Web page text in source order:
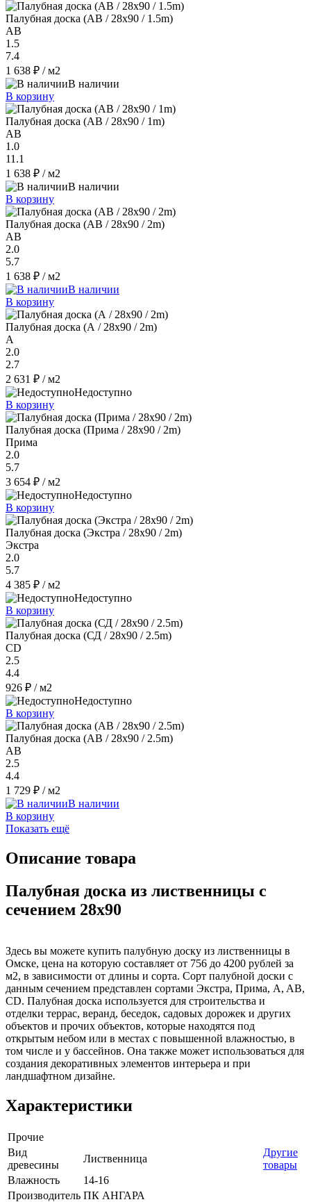
Палубная доска (AB / 28x90 / 1.5m)
AB
1.5
7.4
1 638 ₽ / м2
В наличии
В корзину
Палубная доска (AB / 28x90 / 1m)
AB
1.0
11.1
1 638 ₽ / м2
В наличии
В корзину
Палубная доска (AB / 28x90 / 2m)
AB
2.0
5.7
1 638 ₽ / м2
В наличии
В корзину
Палубная доска (А / 28x90 / 2m)
A
2.0
2.7
2 631 ₽ / м2
Недоступно
В корзину
Палубная доска (Прима / 28x90 / 2m)
Прима
2.0
5.7
3 654 ₽ / м2
Недоступно
В корзину
Палубная доска (Экстра / 28x90 / 2m)
Экстра
2.0
5.7
4 385 ₽ / м2
Недоступно
В корзину
Палубная доска (СД / 28x90 / 2.5m)
CD
2.5
4.4
926 ₽ / м2
Недоступно
В корзину
Палубная доска (AB / 28x90 / 2.5m)
AB
2.5
4.4
1 729 ₽ / м2
В наличии
В корзину
Показать ещё
Описание товара
Палубная доска из лиственницы с
сечением 28x90
Здесь вы можете купить палубную доску из лиственницы в
Омске, цена на которую составляет от 756 до 4200 рублей за
м2, в зависимости от длины и сорта. Сорт палубной доски с
данным сечением представлен сортами Экстра, Прима, A, AB,
CD. Палубная доска используется для строительства и
отделки террас, веранд, беседок, садовых дорожек и других
объектов и прочих объектов, которые находятся под
открытым небом или в местах с повышенной влажностью, в
том числе и у бассейнов. Она также может использоваться для
создания декоративных элементов интерьера и при
ландшафтном дизайне.
Характеристики
Прочие
Вид
древесины
Лиственница
Другие
товары
Влажность
14-16
Производитель ПК АНГАРА